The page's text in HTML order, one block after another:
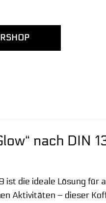
nach DIN
ist die ideale Lösung
Aktivitäten – dieser